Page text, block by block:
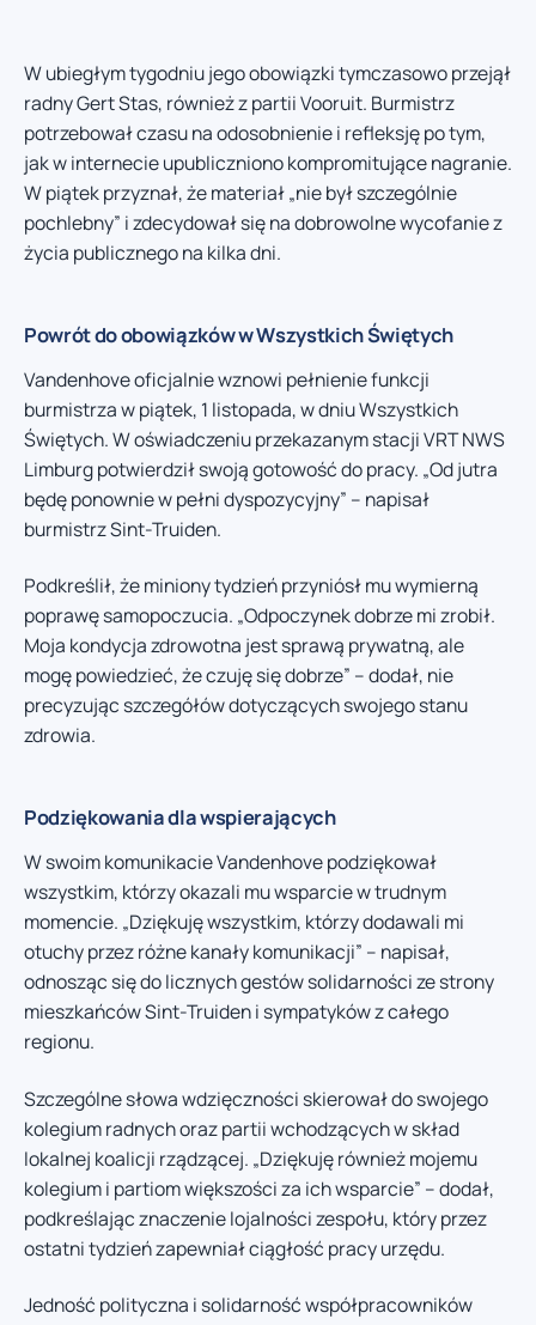
W ubiegłym tygodniu jego obowiązki tymczasowo przejął
radny Gert Stas, również z partii Vooruit. Burmistrz
potrzebował czasu na odosobnienie i refleksję po tym,
jak w internecie upubliczniono kompromitujące nagranie.
W piątek przyznał, że materiał „nie był szczególnie
pochlebny” i zdecydował się na dobrowolne wycofanie z
życia publicznego na kilka dni.
Powrót do obowiązków w Wszystkich Świętych
Vandenhove oficjalnie wznowi pełnienie funkcji
burmistrza w piątek, 1 listopada, w dniu Wszystkich
Świętych. W oświadczeniu przekazanym stacji VRT NWS
Limburg potwierdził swoją gotowość do pracy. „Od jutra
będę ponownie w pełni dyspozycyjny” – napisał
burmistrz Sint-Truiden.
Podkreślił, że miniony tydzień przyniósł mu wymierną
poprawę samopoczucia. „Odpoczynek dobrze mi zrobił.
Moja kondycja zdrowotna jest sprawą prywatną, ale
mogę powiedzieć, że czuję się dobrze” – dodał, nie
precyzując szczegółów dotyczących swojego stanu
zdrowia.
Podziękowania dla wspierających
W swoim komunikacie Vandenhove podziękował
wszystkim, którzy okazali mu wsparcie w trudnym
momencie. „Dziękuję wszystkim, którzy dodawali mi
otuchy przez różne kanały komunikacji” – napisał,
odnosząc się do licznych gestów solidarności ze strony
mieszkańców Sint-Truiden i sympatyków z całego
regionu.
Szczególne słowa wdzięczności skierował do swojego
kolegium radnych oraz partii wchodzących w skład
lokalnej koalicji rządzącej. „Dziękuję również mojemu
kolegium i partiom większości za ich wsparcie” – dodał,
podkreślając znaczenie lojalności zespołu, który przez
ostatni tydzień zapewniał ciągłość pracy urzędu.
Jedność polityczna i solidarność współpracowników